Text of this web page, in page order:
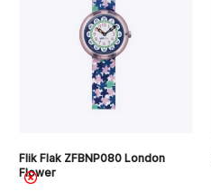
Flik Flak ZFBNP080 London
Flower